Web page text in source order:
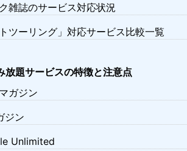
雑誌のサービス対応状況
トツーリング」対応サービス比較一覧
放題サービスの特徴と注意点
ガジン
ジン
Unlimited